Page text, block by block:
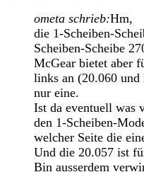
ometa schrieb:Hm,
die 1-Scheiben-
Scheiben-Scheibe
McGear bietet aber
links an (20.060
nur eine.
Ist da eventuell was
den 1-Scheiben-
welcher Seite die
Und die 20.057 ist
Bin ausserdem